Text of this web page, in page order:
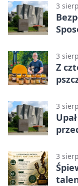
3
3
Z
3
3